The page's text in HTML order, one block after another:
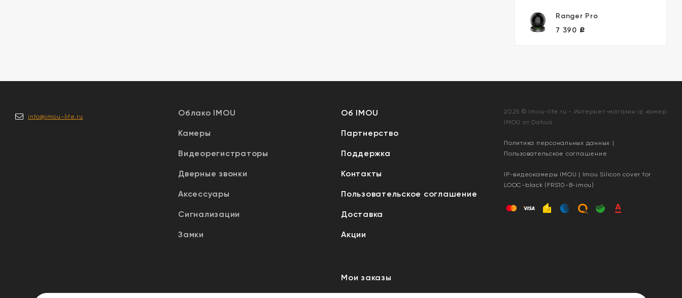
Ranger Pro
7 390
Р
info@imou-life.ru Облако IMOU
Камеры
Видеорегистраторы
Дверные звонки
Аксессуары
Сигнализации
Замки
Об IMOU
Партнерство
Поддержка
Контакты
Пользовательское соглашение
Доставка
Акции
Мои заказы
2025 © Imou-life.ru - Интернет-магазин ip камер
IMOU от Dahua.
Политика персональных данных |
Пользовательское соглашение
IP-видеокамеры IMOU | Imou Silicon cover for
LOOC-black (FRS10-B-imou)